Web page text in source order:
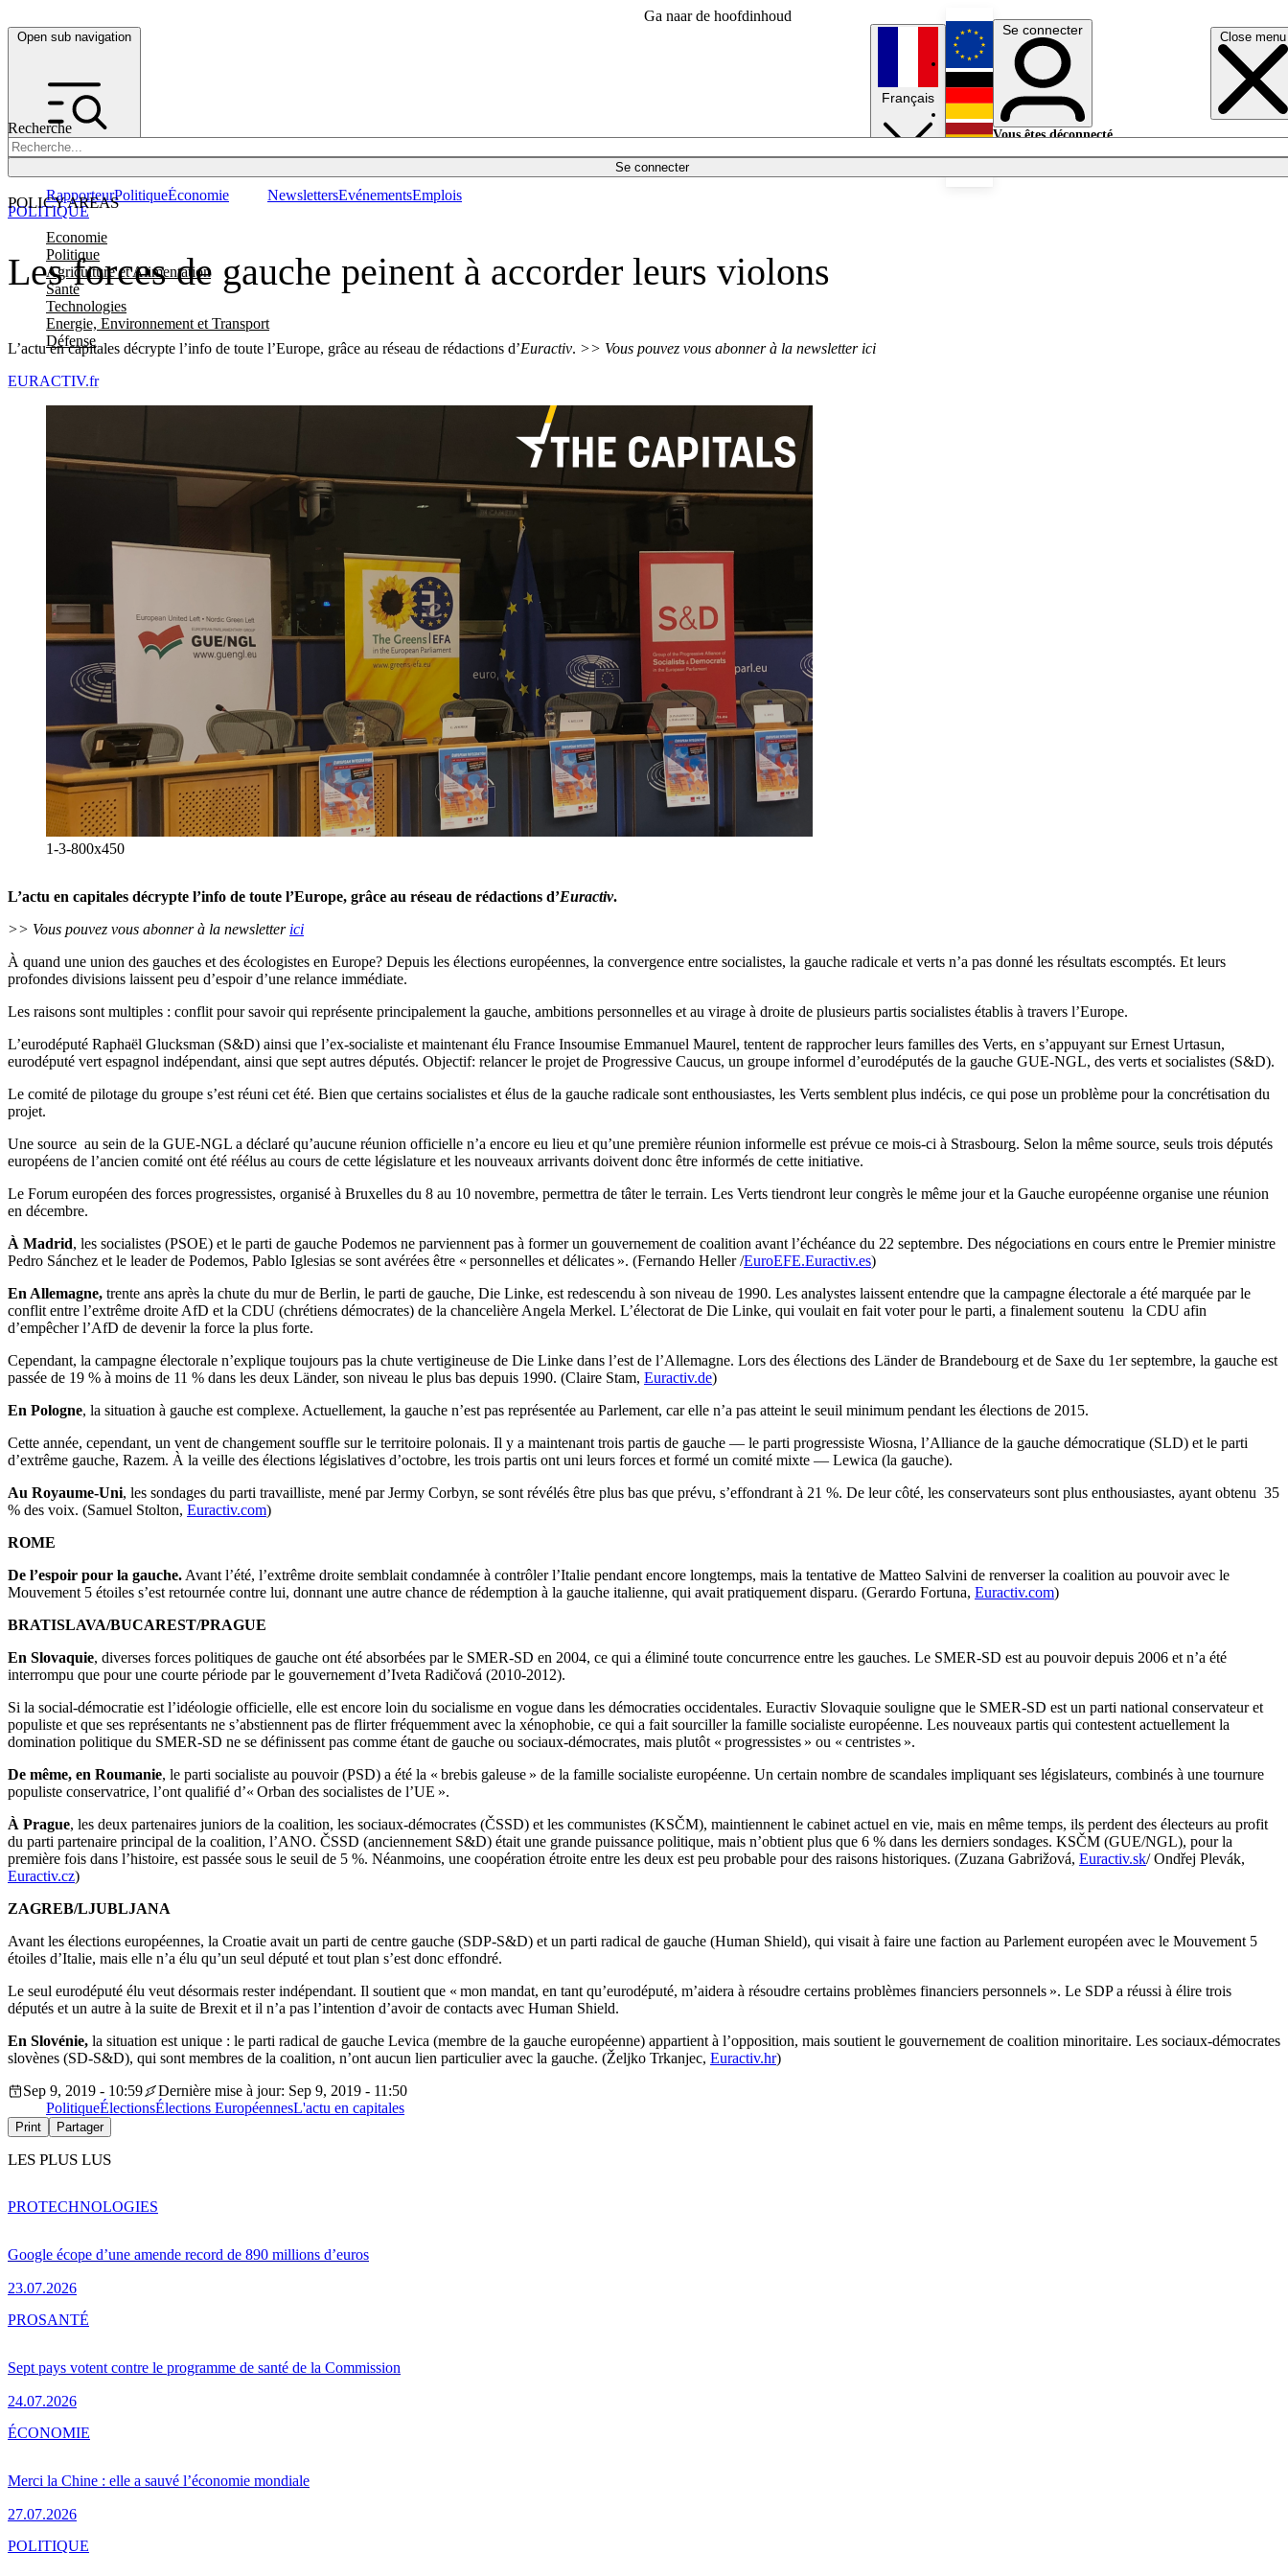
Ga naar de hoofdinhoud
Open sub navigation Close menu
Recherche
Se connecter
POLICY AREAS
Economie
Politique
Agriculture et Alimentation
Santé
Technologies
Energie, Environnement et Transport
Défense
RapporteurPolitiqueÉconomie NewslettersEvénementsEmplois
Français
English
Deutsch
Se connecter
Vous êtes déconnecté.
Les forces de gauche peinent à accorder leurs violons
L’actu en capitales décrypte l’info de toute l’Europe, grâce au réseau de rédactions d’Euractiv. >> Vous pouvez vous abonner à la newsletter ici
POLITIQUE
EURACTIV.fr
1-3-800x450
L’actu en capitales décrypte l’info de toute l’Europe, grâce au réseau de rédactions d’Euractiv.
>> Vous pouvez vous abonner à la newsletter ici
À quand une union des gauches et des écologistes en Europe? Depuis les élections européennes, la convergence entre socialistes, la gauche radicale et verts n’a pas donné les résultats escomptés. Et leurs
profondes divisions laissent peu d’espoir d’une relance immédiate.
Les raisons sont multiples : conflit pour savoir qui représente principalement la gauche, ambitions personnelles et au virage à droite de plusieurs partis socialistes établis à travers l’Europe.
L’eurodéputé Raphaël Glucksman (S&D) ainsi que l’ex-socialiste et maintenant élu France Insoumise Emmanuel Maurel, tentent de rapprocher leurs familles des Verts, en s’appuyant sur Ernest Urtasun,
eurodéputé vert espagnol indépendant, ainsi que sept autres députés. Objectif: relancer le projet de Progressive Caucus, un groupe informel d’eurodéputés de la gauche GUE-NGL, des verts et socialistes (S&D).
Le comité de pilotage du groupe s’est réuni cet été. Bien que certains socialistes et élus de la gauche radicale sont enthousiastes, les Verts semblent plus indécis, ce qui pose un problème pour la concrétisation du
projet.
Une source au sein de la GUE-NGL a déclaré qu’aucune réunion officielle n’a encore eu lieu et qu’une première réunion informelle est prévue ce mois-ci à Strasbourg. Selon la même source, seuls trois députés
européens de l’ancien comité ont été réélus au cours de cette législature et les nouveaux arrivants doivent donc être informés de cette initiative.
Le Forum européen des forces progressistes, organisé à Bruxelles du 8 au 10 novembre, permettra de tâter le terrain. Les Verts tiendront leur congrès le même jour et la Gauche européenne organise une réunion
en décembre.
À Madrid, les socialistes (PSOE) et le parti de gauche Podemos ne parviennent pas à former un gouvernement de coalition avant l’échéance du 22 septembre. Des négociations en cours entre le Premier ministre
Pedro Sánchez et le leader de Podemos, Pablo Iglesias se sont avérées être « personnelles et délicates ». (Fernando Heller /EuroEFE.Euractiv.es)
En Allemagne, trente ans après la chute du mur de Berlin, le parti de gauche, Die Linke, est redescendu à son niveau de 1990. Les analystes laissent entendre que la campagne électorale a été marquée par le
conflit entre l’extrême droite AfD et la CDU (chrétiens démocrates) de la chancelière Angela Merkel. L’électorat de Die Linke, qui voulait en fait voter pour le parti, a finalement soutenu la CDU afin
d’empêcher l’AfD de devenir la force la plus forte.
Cependant, la campagne électorale n’explique toujours pas la chute vertigineuse de Die Linke dans l’est de l’Allemagne. Lors des élections des Länder de Brandebourg et de Saxe du 1er septembre, la gauche est
passée de 19 % à moins de 11 % dans les deux Länder, son niveau le plus bas depuis 1990. (Claire Stam, Euractiv.de)
En Pologne, la situation à gauche est complexe. Actuellement, la gauche n’est pas représentée au Parlement, car elle n’a pas atteint le seuil minimum pendant les élections de 2015.
Cette année, cependant, un vent de changement souffle sur le territoire polonais. Il y a maintenant trois partis de gauche — le parti progressiste Wiosna, l’Alliance de la gauche démocratique (SLD) et le parti
d’extrême gauche, Razem. À la veille des élections législatives d’octobre, les trois partis ont uni leurs forces et formé un comité mixte — Lewica (la gauche).
Au Royaume-Uni, les sondages du parti travailliste, mené par Jermy Corbyn, se sont révélés être plus bas que prévu, s’effondrant à 21 %. De leur côté, les conservateurs sont plus enthousiastes, ayant obtenu 35
% des voix. (Samuel Stolton, Euractiv.com)
ROME
De l’espoir pour la gauche. Avant l’été, l’extrême droite semblait condamnée à contrôler l’Italie pendant encore longtemps, mais la tentative de Matteo Salvini de renverser la coalition au pouvoir avec le
Mouvement 5 étoiles s’est retournée contre lui, donnant une autre chance de rédemption à la gauche italienne, qui avait pratiquement disparu. (Gerardo Fortuna, Euractiv.com)
BRATISLAVA/BUCAREST/PRAGUE
En Slovaquie, diverses forces politiques de gauche ont été absorbées par le SMER-SD en 2004, ce qui a éliminé toute concurrence entre les gauches. Le SMER-SD est au pouvoir depuis 2006 et n’a été
interrompu que pour une courte période par le gouvernement d’Iveta Radičová (2010-2012).
Si la social-démocratie est l’idéologie officielle, elle est encore loin du socialisme en vogue dans les démocraties occidentales. Euractiv Slovaquie souligne que le SMER-SD est un parti national conservateur et
populiste et que ses représentants ne s’abstiennent pas de flirter fréquemment avec la xénophobie, ce qui a fait sourciller la famille socialiste européenne. Les nouveaux partis qui contestent actuellement la
domination politique du SMER-SD ne se définissent pas comme étant de gauche ou sociaux-démocrates, mais plutôt « progressistes » ou « centristes ».
De même, en Roumanie, le parti socialiste au pouvoir (PSD) a été la « brebis galeuse » de la famille socialiste européenne. Un certain nombre de scandales impliquant ses législateurs, combinés à une tournure
populiste conservatrice, l’ont qualifié d’« Orban des socialistes de l’UE ».
À Prague, les deux partenaires juniors de la coalition, les sociaux-démocrates (ČSSD) et les communistes (KSČM), maintiennent le cabinet actuel en vie, mais en même temps, ils perdent des électeurs au profit
du parti partenaire principal de la coalition, l’ANO. ČSSD (anciennement S&D) était une grande puissance politique, mais n’obtient plus que 6 % dans les derniers sondages. KSČM (GUE/NGL), pour la
première fois dans l’histoire, est passée sous le seuil de 5 %. Néanmoins, une coopération étroite entre les deux est peu probable pour des raisons historiques. (Zuzana Gabrižová, Euractiv.sk/ Ondřej Plevák,
Euractiv.cz)
ZAGREB/LJUBLJANA
Avant les élections européennes, la Croatie avait un parti de centre gauche (SDP-S&D) et un parti radical de gauche (Human Shield), qui visait à faire une faction au Parlement européen avec le Mouvement 5
étoiles d’Italie, mais elle n’a élu qu’un seul député et tout plan s’est donc effondré.
Le seul eurodéputé élu veut désormais rester indépendant. Il soutient que « mon mandat, en tant qu’eurodéputé, m’aidera à résoudre certains problèmes financiers personnels ». Le SDP a réussi à élire trois
députés et un autre à la suite de Brexit et il n’a pas l’intention d’avoir de contacts avec Human Shield.
En Slovénie, la situation est unique : le parti radical de gauche Levica (membre de la gauche européenne) appartient à l’opposition, mais soutient le gouvernement de coalition minoritaire. Les sociaux-démocrates
slovènes (SD-S&D), qui sont membres de la coalition, n’ont aucun lien particulier avec la gauche. (Željko Trkanjec, Euractiv.hr)
Sep 9, 2019 - 10:59
Dernière mise à jour: Sep 9, 2019 - 11:50
PolitiqueÉlectionsÉlections EuropéennesL'actu en capitales
Print Partager
LES PLUS LUS
Google écope d’une amende record de 890 millions d’euros
23.07.2026
PROTECHNOLOGIES
Sept pays votent contre le programme de santé de la Commission
24.07.2026
PROSANTÉ
Merci la Chine : elle a sauvé l’économie mondiale
27.07.2026
ÉCONOMIE
POLITIQUE